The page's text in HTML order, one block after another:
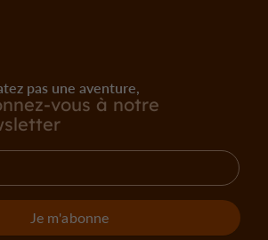
pas une aventure,
vous à notre
Je m'abonne